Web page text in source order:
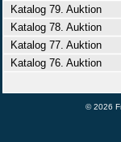
Katalog 79. Auktion
Katalog 78. Auktion
Katalog 77. Auktion
Katalog 76. Auktion
© 2026